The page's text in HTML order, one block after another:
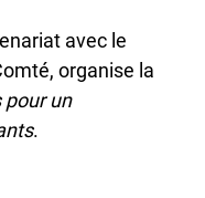
avec le
organise la
pour un
.